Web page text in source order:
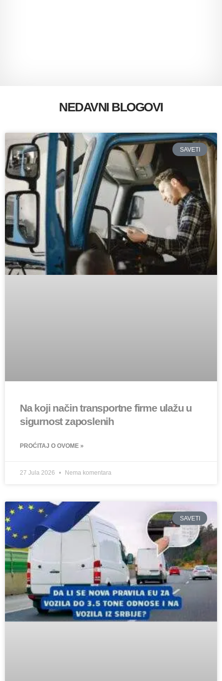
NEDAVNI BLOGOVI
SAVETI
Na koji način transportne firme ulažu u
sigurnost zaposlenih
PROĆITAJ O OVOME »
27 Jula 2026 Nema komentara
SAVETI